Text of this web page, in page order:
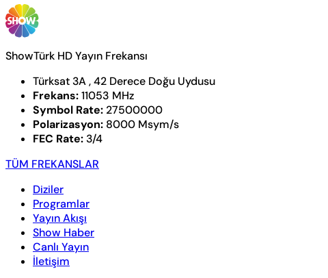
ShowTürk HD Yayın Frekansı
Türksat 3A , 42 Derece Doğu Uydusu
Frekans:11053 MHz
Symbol Rate: 27500000
Polarizasyon: 8000 Msym/s
FEC Rate: 3/4
TÜM FREKANSLAR
Diziler
Programlar
Yayın Akışı
Show Haber
Canlı Yayın
İletişim